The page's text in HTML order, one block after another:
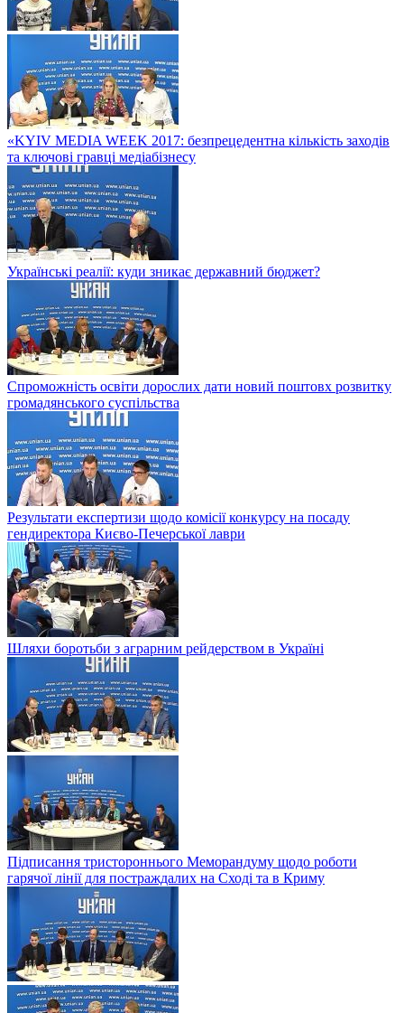
«KYIV MEDIA WEEK 2017: безпрецедентна кількість заходів
та ключові гравці медіабізнесу
Українські реалії: куди зникає державний бюджет?
Спроможність освіти дорослих дати новий поштовх розвитку
громадянського суспільства
Результати експертизи щодо комісії конкурсу на посаду
гендиректора Києво-Печерської лаври
Шляхи боротьби з аграрним рейдерством в Українi
Підписання тристороннього Меморандуму щодо роботи
гарячої лінії для постраждалих на Сході та в Криму